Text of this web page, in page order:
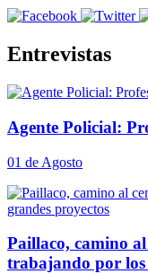
Entrevistas
Agente Policial:
01 de Agosto
Paillaco, camino
trabajando por los